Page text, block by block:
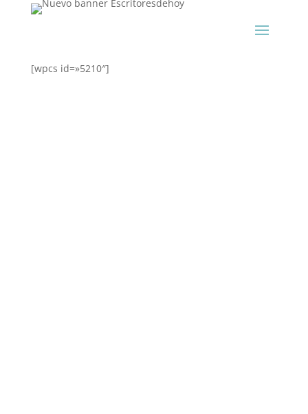
[wpcs id=»5210″]